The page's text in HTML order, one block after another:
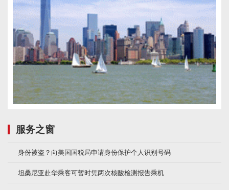
服务之窗
身份被盗？向美国国税局申请身份保护个人识别号码
坦桑尼亚赴华乘客可暂时凭两次核酸检测报告乘机